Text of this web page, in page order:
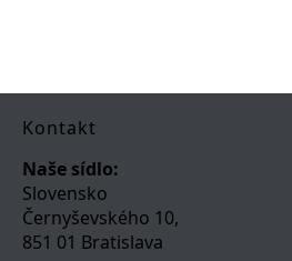
Kontakt
Naše sídlo:
Slovensko
Černyševského 10,
851 01 Bratislava